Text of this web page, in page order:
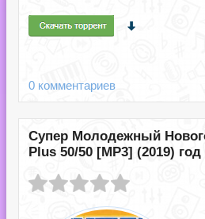
0 комментариев
Супер Молодежный
Plus 50/50 [MP3] (2019) год